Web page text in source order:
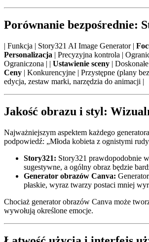
Porównanie bezpośrednie:
| Funkcja | Story321 AI Image Generator
Personalizacja | Precyzyjna kontrola |
Ograniczona | | Ustawienie sceny |
Ceny | Konkurencyjne | Przystępne (plany
edycja, zestaw marki, narzędzia do animacji |
Jakość obrazu i styl:
Najważniejszym aspektem każdego
podpowiedź: „Młoda kobieta z ognistymi
Story321: Story321 prawdopodobnie
sugestywne, a ogólny obraz będzie
Generator obrazów Canva:
płaskie, wyraz twarzy postaci mniej
Chociaż generator obrazów Canva może
wywołują określone emocje.